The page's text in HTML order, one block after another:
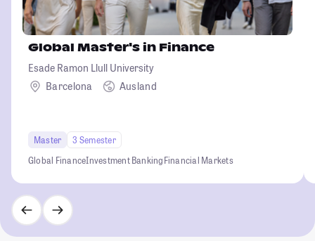
Global Master's in Finance
Esade Ramon Llull University
Barcelona
Ausland
Master
3 Semester
Global FinanceInvestment BankingFinancial Markets